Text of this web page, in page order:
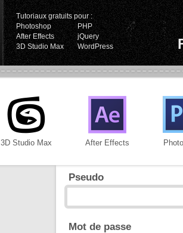
Tutoriaux gratuits pour :
Photoshop
PHP
After Effects
jQuery
3D Studio Max
WordPress
3D Studio Max After Effects
Pseudo
Mot de passe